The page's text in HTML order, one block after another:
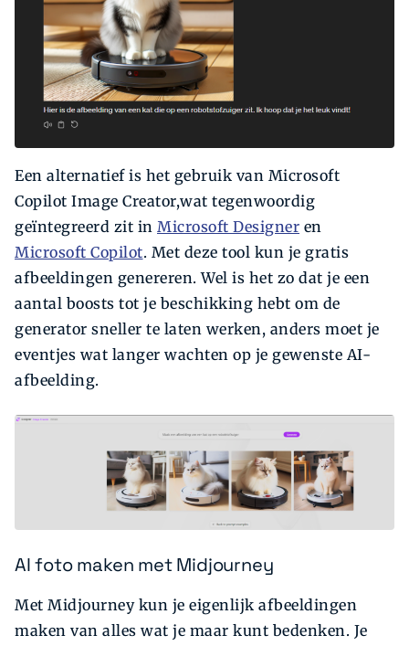
Een alternatief is het gebruik van Microsoft
Copilot Image Creator,wat tegenwoordig
geïntegreerd zit in Microsoft Designer en
Microsoft Copilot. Met deze tool kun je gratis
afbeeldingen genereren. Wel is het zo dat je een
aantal boosts tot je beschikking hebt om de
generator sneller te laten werken, anders moet je
eventjes wat langer wachten op je gewenste AI-
afbeelding.
AI foto maken met Midjourney
Met Midjourney kun je eigenlijk afbeeldingen
maken van alles wat je maar kunt bedenken. Je